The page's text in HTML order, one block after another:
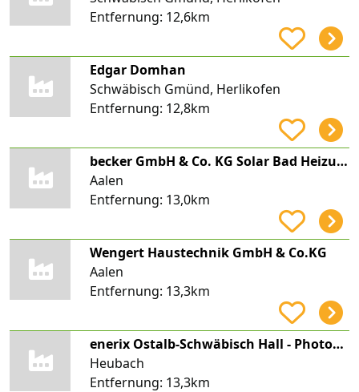
Entfernung: 12,6km
Edgar Domhan
Schwäbisch Gmünd, Herlikofen
Entfernung: 12,8km
becker GmbH & Co. KG Solar Bad Heizung Flaschnerei
Aalen
Entfernung: 13,0km
Wengert Haustechnik GmbH & Co.KG
Aalen
Entfernung: 13,3km
enerix Ostalb-Schwäbisch Hall - Photovoltaik & Stromspeicher
Heubach
Entfernung: 13,3km